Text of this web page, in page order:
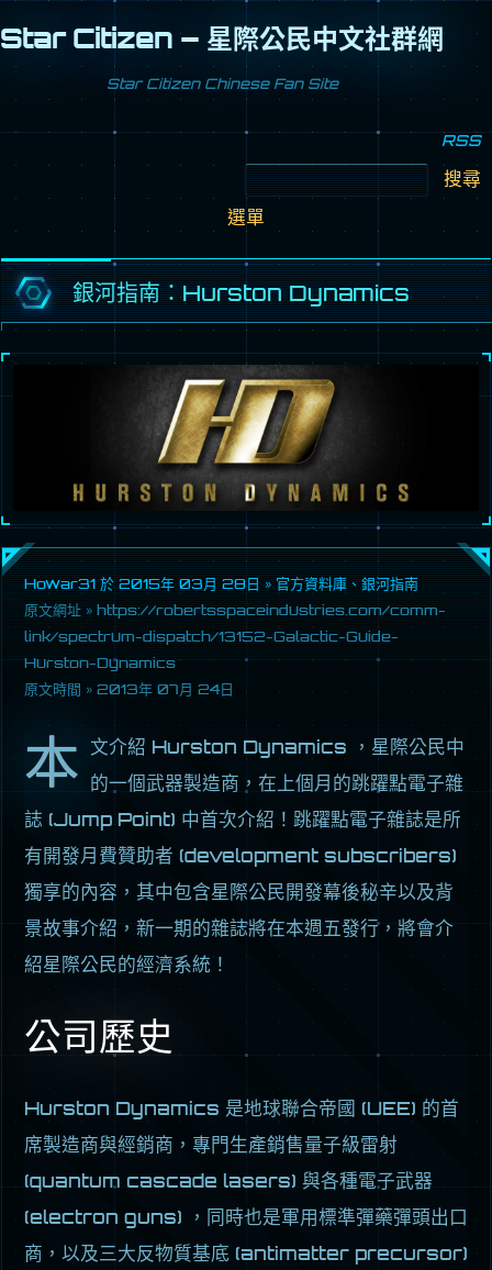
Star Citizen – 星際公民中文社群網
Star Citizen Chinese Fan Site
RSS
搜
尋
關
鍵
字:
選單
跳
區
銀河指南：Hurston Dynamics
Howar31 於 2015年 03月 28日 » 官方資料庫 、 銀河指南
原文網址 » https://robertsspaceindustries.com/comm-
link/spectrum-dispatch/13152-Galactic-Guide-
Hurston-Dynamics
原文時間 » 2013年 07月 24日
本 文介紹 Hurston Dynamics ，星際公民中
的一個武器製造商，在上個月的跳躍點電子雜
誌 (Jump Point) 中首次介紹！跳躍點電子雜誌是所
有開發月費贊助者 (development subscribers)
獨享的內容，其中包含星際公民開發幕後秘辛以及背
景故事介紹，新一期的雜誌將在本週五發行，將會介
紹星際公民的經濟系統！
公司歷史
Hurston Dynamics 是地球聯合帝國 (UEE) 的首
席製造商與經銷商，專門生產銷售量子級雷射
(quantum cascade lasers) 與各種電子武器
(electron guns) ，同時也是軍用標準彈藥彈頭出口
商，以及三大反物質基底 (antimatter precursor)